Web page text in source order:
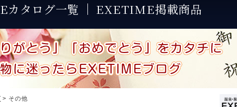
タログ一覧 EXETIME掲載商品
> その他